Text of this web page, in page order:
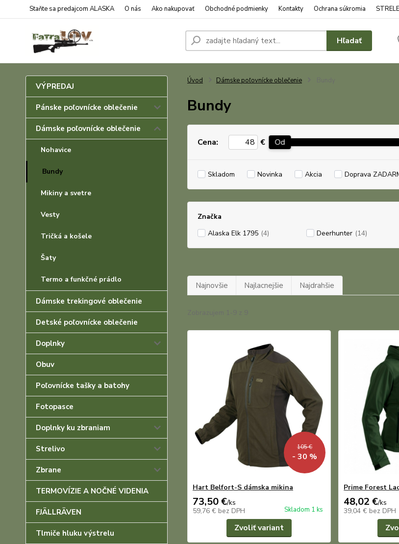
Staňte sa predajcom ALASKA O nás Ako nakupovať Obchodné podmienky Kontakty Ochrana súkromia
Hľadať
VÝPREDAJ
Pánske poľovnícke oblečenie
Dámske poľovnícke oblečenie
Nohavice
Bundy
Mikiny a svetre
Vesty
Tričká a košele
Šaty
Termo a funkčné prádlo
Dámske trekingové oblečenie
Detské poľovnícke oblečenie
Doplnky
Obuv
Poľovnícke tašky a batohy
Fotopasce
Doplnky ku zbraniam
Strelivo
Zbrane
TERMOVÍZIE A NOČNÉ VIDENIA
FJÄLLRÄVEN
Tlmiče hluku výstrelu
Úvod Dámske poľovnícke oblečenie
Bundy
Cena: € Od
Skladom Novinka Akcia Doprava
Značka
Alaska Elk 1795 (4) Deerhunter (14)
Najnovšie Najlacnejšie Najdrahšie
105 €
- 30 %
Hart Belfort-S dámska mikina
73,50 €/ks
59,76 € bez DPH Skladom 1 ks
Zvoliť variant
Prime Forest
48,02 €/ks
39,04 € bez DPH